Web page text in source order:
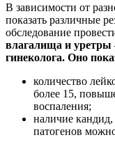
В зависимости от
показать различные
обследование
влагалища и уретры
гинеколога. Оно
количество
более 15,
воспаления;
наличие
патогенов